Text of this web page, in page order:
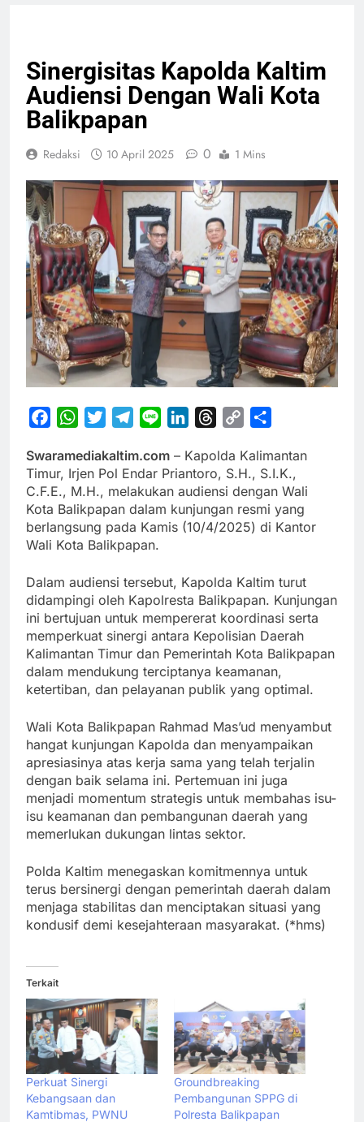
Sinergisitas Kapolda Kaltim
Audiensi Dengan Wali Kota
Balikpapan
Redaksi 10 April 2025 0 1 Mins
FacebookWhatsApp
TwitterTelegram
Line LinkedInThreads
Copy
Swaramediakaltim.com – Kapolda Kalimantan
Timur, Irjen Pol Endar Priantoro, S.H., S.I.K.,
C.F.E., M.H., melakukan audiensi dengan Wali
Kota Balikpapan dalam kunjungan resmi yang
berlangsung pada Kamis (10/4/2025) di Kantor
Wali Kota Balikpapan.
Dalam audiensi tersebut, Kapolda Kaltim turut
didampingi oleh Kapolresta Balikpapan. Kunjungan
ini bertujuan untuk mempererat koordinasi serta
memperkuat sinergi antara Kepolisian Daerah
Kalimantan Timur dan Pemerintah Kota Balikpapan
dalam mendukung terciptanya keamanan,
ketertiban, dan pelayanan publik yang optimal.
Wali Kota Balikpapan Rahmad Mas’ud menyambut
hangat kunjungan Kapolda dan menyampaikan
apresiasinya atas kerja sama yang telah terjalin
dengan baik selama ini. Pertemuan ini juga
menjadi momentum strategis untuk membahas isu-
isu keamanan dan pembangunan daerah yang
memerlukan dukungan lintas sektor.
Polda Kaltim menegaskan komitmennya untuk
terus bersinergi dengan pemerintah daerah dalam
menjaga stabilitas dan menciptakan situasi yang
kondusif demi kesejahteraan masyarakat. (*hms)
Terkait
Perkuat Sinergi
Kebangsaan dan
Kamtibmas, PWNU
Groundbreaking
Pembangunan SPPG di
Polresta Balikpapan